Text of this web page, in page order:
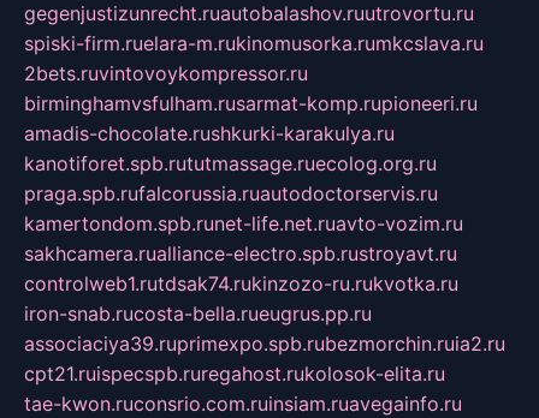
gegenjustizunrecht.ruautobalashov.ruutrovortu.ru
spiski-firm.ruelara-m.rukinomusorka.rumkcslava.ru
2bets.ruvintovoykompressor.ru
birminghamvsfulham.rusarmat-komp.rupioneeri.ru
amadis-chocolate.rushkurki-karakulya.ru
kanotiforet.spb.rututmassage.ruecolog.org.ru
praga.spb.rufalcorussia.ruautodoctorservis.ru
kamertondom.spb.runet-life.net.ruavto-vozim.ru
sakhcamera.rualliance-electro.spb.rustroyavt.ru
controlweb1.rutdsak74.rukinzozo-ru.rukvotka.ru
iron-snab.rucosta-bella.rueugrus.pp.ru
associaciya39.ruprimexpo.spb.rubezmorchin.ruia2.ru
cpt21.ruispecspb.ruregahost.rukolosok-elita.ru
tae-kwon.ruconsrio.com.ruinsiam.ruavegainfo.ru